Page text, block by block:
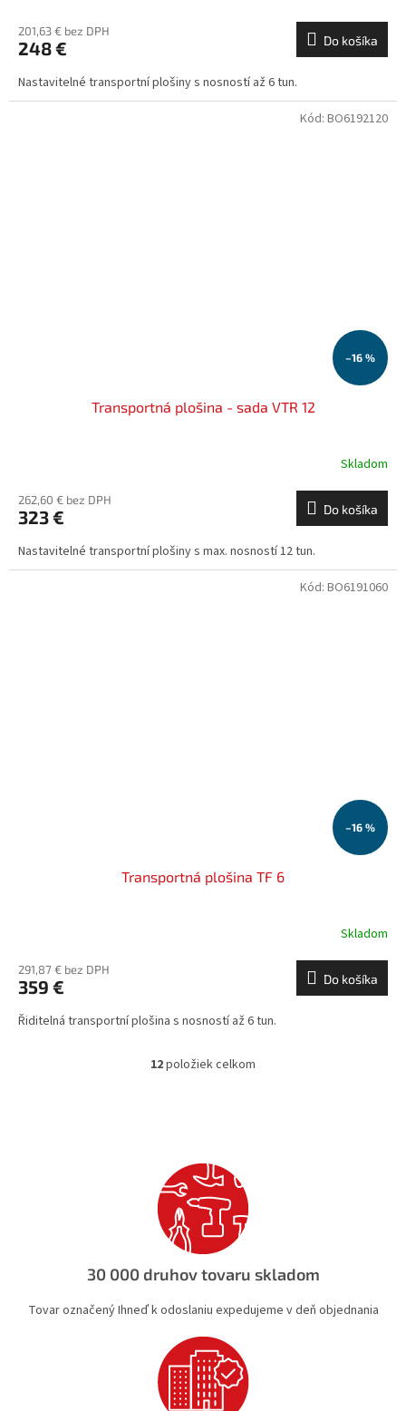
201,63 € bez DPH
248 € Do košíka
Nastavitelné transportní plošiny s nosností až 6 tun.
–16 %
Transportná plošina - sada VTR 12
Skladom
262,60 € bez DPH
323 € Do košíka
Nastavitelné transportní plošiny s max. nosností 12 tun.
Kód: BO6192120
–16 %
Transportná plošina TF 6
Skladom
291,87 € bez DPH
359 € Do košíka
Řiditelná transportní plošina s nosností až 6 tun.
Kód: BO6191060
O
c
i
e
p
r
k
v
p
i
s
u
12položiek celkom
30 000 druhov tovaru skladom
Tovar označený Ihneď k odoslaniu expedujeme v deň objednania